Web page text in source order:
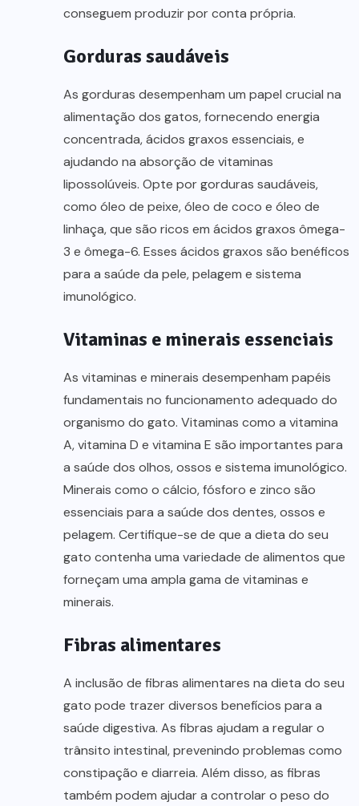
conseguem produzir por conta própria.
Gorduras saudáveis
As gorduras desempenham um papel crucial na
alimentação dos gatos, fornecendo energia
concentrada, ácidos graxos essenciais, e
ajudando na absorção de vitaminas
lipossolúveis. Opte por gorduras saudáveis,
como óleo de peixe, óleo de coco e óleo de
linhaça, que são ricos em ácidos graxos ômega-
3 e ômega-6. Esses ácidos graxos são benéficos
para a saúde da pele, pelagem e sistema
imunológico.
Vitaminas e minerais essenciais
As vitaminas e minerais desempenham papéis
fundamentais no funcionamento adequado do
organismo do gato. Vitaminas como a vitamina
A, vitamina D e vitamina E são importantes para
a saúde dos olhos, ossos e sistema imunológico.
Minerais como o cálcio, fósforo e zinco são
essenciais para a saúde dos dentes, ossos e
pelagem. Certifique-se de que a dieta do seu
gato contenha uma variedade de alimentos que
forneçam uma ampla gama de vitaminas e
minerais.
Fibras alimentares
A inclusão de fibras alimentares na dieta do seu
gato pode trazer diversos benefícios para a
saúde digestiva. As fibras ajudam a regular o
trânsito intestinal, prevenindo problemas como
constipação e diarreia. Além disso, as fibras
também podem ajudar a controlar o peso do